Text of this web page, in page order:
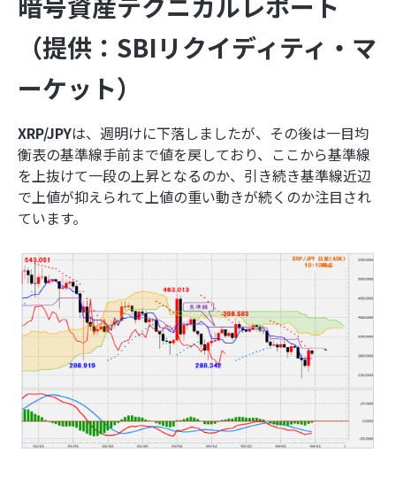
（提供：SBIリクイディティ・マ
ーケット）
XRP/JPYは、週明けに下落しましたが、その後は一目均
衡表の基準線手前まで値を戻しており、ここから基準線
を上抜けて一段の上昇となるのか、引き続き基準線近辺
で上値が抑えられて上値の重い動きが続くのか注目され
ています。